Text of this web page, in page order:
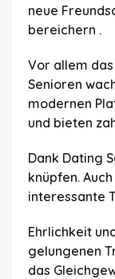
neue
bereichern .
Vor allem
Senioren
modernen
und bieten
Dank Dating
knüpfen.
interessante
Ehrlichkeit
gelungenen
das